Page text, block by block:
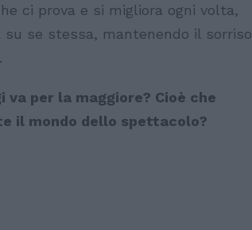
ci prova e si migliora ogni volta,
se stessa, mantenendo il sorriso
per la maggiore? Cioè che
il mondo dello spettacolo?